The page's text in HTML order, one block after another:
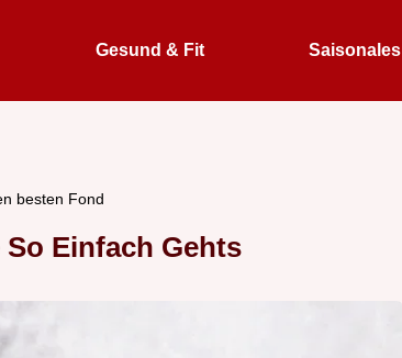
Gesund & Fit Saisonales
besten Fond
Einfach Gehts